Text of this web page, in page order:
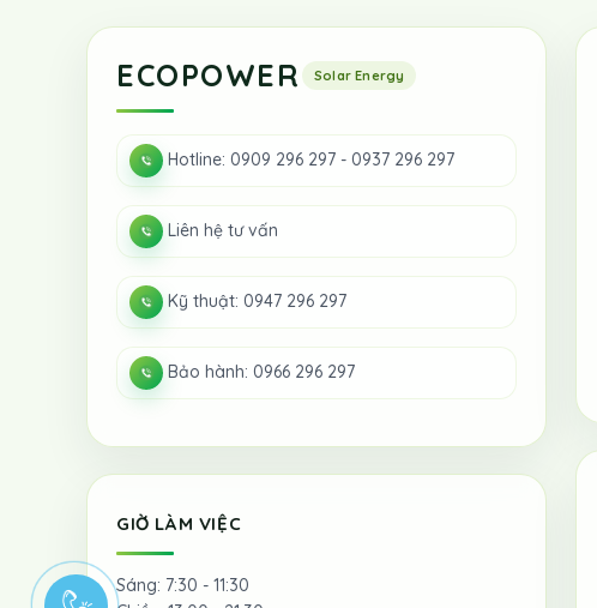
ECOPOWER
Hotline: 0909 296 297 - 0937 296 297
Liên hệ tư vấn
Kỹ thuật: 0947 296 297
Bảo hành: 0966 296 297
GIỜ LÀM VIỆC
Sáng: 7:30 - 11:30